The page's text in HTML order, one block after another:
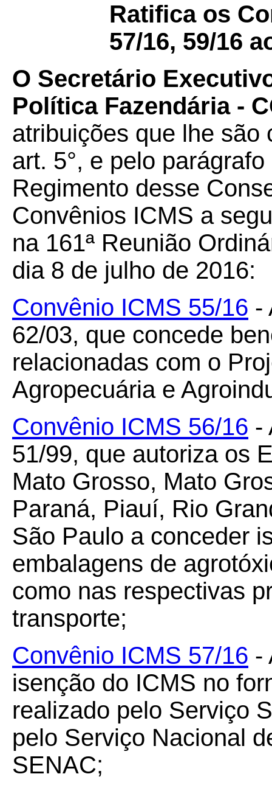
Ratifica os
57/16, 59/16
O Secretário
Política Fazendária -
atribuições que lhe são
art. 5°, e pelo
Regimento desse
Convênios ICMS a
na 161ª Reunião
dia 8 de julho de 2016:
Convênio ICMS 55/16 -
62/03, que concede
relacionadas com o
Agropecuária e
Convênio ICMS 56/16 -
51/99, que autoriza os
Mato Grosso, Mato
Paraná, Piauí, Rio
São Paulo a conceder
embalagens de
como nas respectivas
transporte;
Convênio ICMS 57/16 -
isenção do ICMS no
realizado pelo Serviço
pelo Serviço Nacional
SENAC;